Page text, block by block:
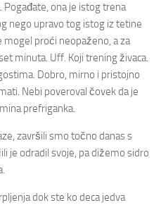
Pogađate, ona je istog trena
nego upravo tog istog iz tetine
mogel proći neopaženo, a za
minuta. Uff. Koji trening živaca.
Dobro, mirno i pristojno
Nebi poveroval čovek da je
prefriganka.
završili smo točno danas s
je odradil svoje, pa dižemo sidro
dok ste ko deca jedva